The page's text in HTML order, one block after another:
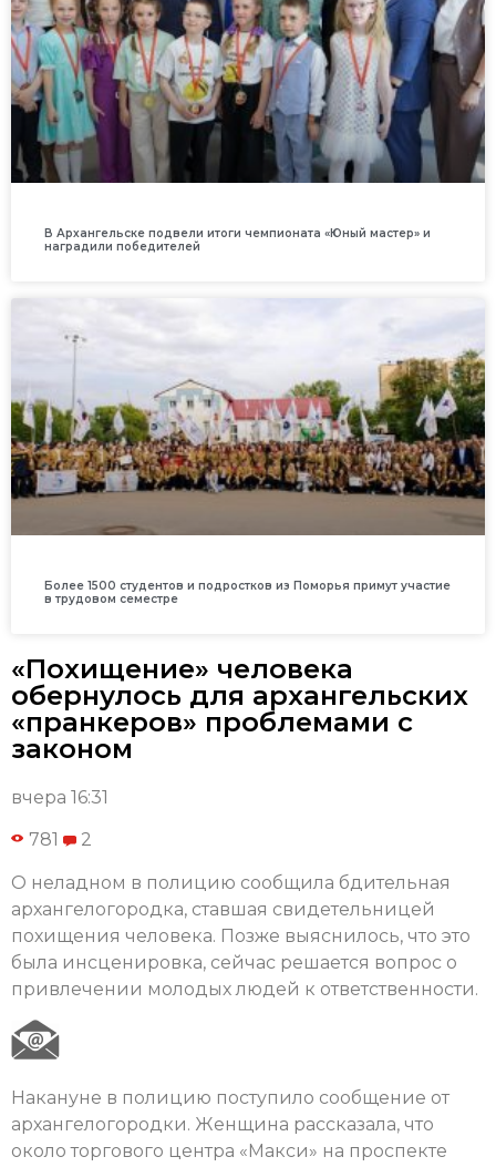
В Архангельске подвели итоги чемпионата «Юный мастер» и
наградили победителей
Более 1500 студентов и подростков из Поморья примут участие
в трудовом семестре
«Похищение» человека
обернулось для архангельских
«пранкеров» проблемами с
законом
вчера 16:31
781 2
О неладном в полицию сообщила бдительная
архангелогородка, ставшая свидетельницей
похищения человека. Позже выяснилось, что это
была инсценировка, сейчас решается вопрос о
привлечении молодых людей к ответственности.
Накануне в полицию поступило сообщение от
архангелогородки. Женщина рассказала, что
около торгового центра «Макси» на проспекте